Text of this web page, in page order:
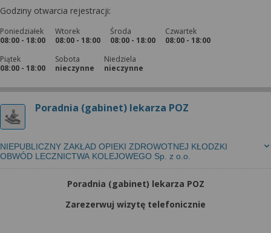
Godziny otwarcia rejestracji:
Poniedziałek
08:00 - 18:00
Wtorek
08:00 - 18:00
Środa
08:00 - 18:00
Czwartek
08:00 - 18:00
Piątek
08:00 - 18:00
Sobota
nieczynne
Niedziela
nieczynne
Poradnia (gabinet) lekarza POZ
NIEPUBLICZNY ZAKŁAD OPIEKI ZDROWOTNEJ KŁODZKI
OBWÓD LECZNICTWA KOLEJOWEGO Sp. z o.o.
Poradnia (gabinet) lekarza POZ
Zarezerwuj wizytę telefonicznie